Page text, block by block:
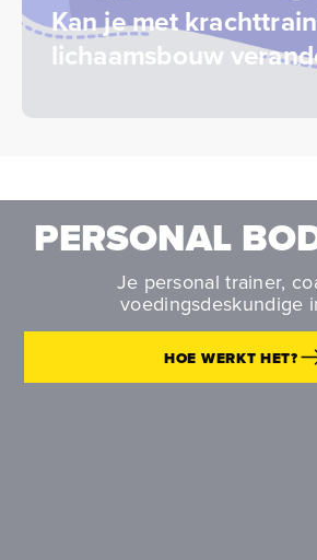
Kan je met
lichaamsbouw
PERSONAL
Je personal trainer,
voedingsdeskundige
HOE WERKT HET?